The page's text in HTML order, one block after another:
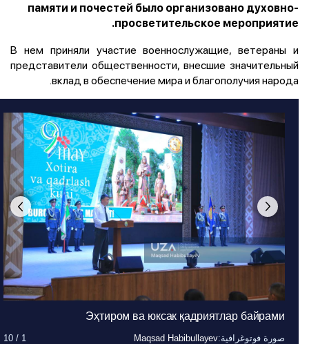
памяти и почестей было организовано духовно-
просветительское мероприятие.
В нем приняли участие военнослужащие, ветераны и
представители общественности, внесшие значительный
вклад в обеспечение мира и благополучия народа.
Эҳтиром ва юксак қадриятлар байрами
صورة فوتوغرافية:
Maqsad Habibullayev
1
/
10 صورة فوتوغرافية:
Maqsad Habibullayev
1
/
10 صورة فوتوغرافية:
Maqsad Habibullayev
1
/
10 صورة فوتوغرافية:
Maqsad Habibullayev
1
/
10 صورة فوتوغرافية:
Maqsad Habibullayev
1
/
10 صورة فوتوغرافية:
Maqsad Habibullayev
1
/
10 صورة فوتوغرافية:
Maqsad Habibullayev
1
/
10 صورة فوتوغرافية:
Maqsad Habibullayev
1
/
10 صورة فوتوغرافية:
Maqsad Habibullayev
1
/
10 صورة فوتوغرافية:
Maqsad Habibullayev
1
/
10